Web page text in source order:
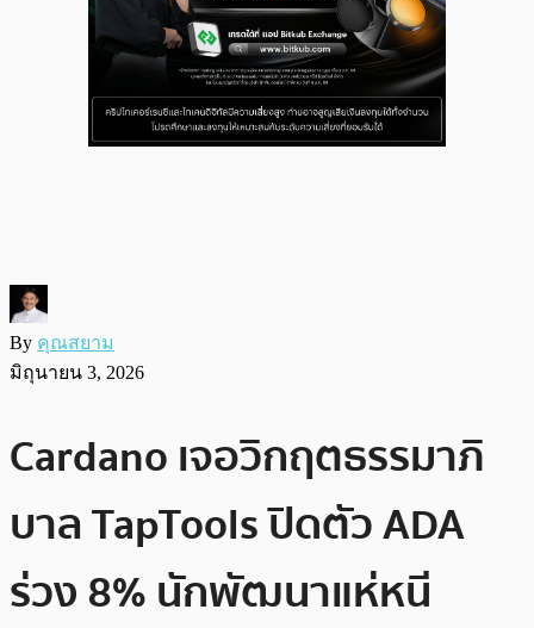
By คุณสยาม
มิถุนายน 3, 2026
Cardano เจอวิกฤตธรรมาภิ
บาล TapTools ปิดตัว ADA
ร่วง 8% นักพัฒนาแห่หนี